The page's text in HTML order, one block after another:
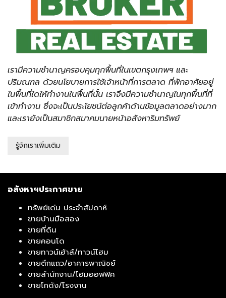
เรามีความชำนาญครอบคุมทุกพื้นที่ในเขตกรุงเทพฯ และ
ปริมณฑล ด้วยนโยบายการใช้เจ้าหน้าที่การตลาด ที่พักอาศัยอยู่
ในพื้นที่ใดให้ทำงานในพื้นที่นั้น เราจึงมีความชำนาญในทุกพื้นที่ที่
เข้าทำงาน ซึ่งจะเป็นประโยชน์ต่อลูกค้าด้านข้อมูลตลาดอย่างมาก
และเรายังเป็นสมาชิกสมาคมนายหน้าอสังหาริมทรัพย์
รู้จักเราเพิ่มเติม
อสังหาฯประกาศขาย
ทรัพย์เด่น ประจำสัปดาห์
ขายบ้านมือสอง
ขายที่ดิน
ขายคอนโด
ขายทาวน์เฮ้าส์/ทาวน์โฮม
ขายตึกแถว/อาคารพาณิชย์
ขายสำนักงาน/โฮมออฟฟิศ
ขายโกดัง/โรงงาน